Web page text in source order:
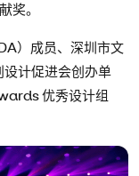
奖。
）成员、深圳市⽂
计促进会创办单
优秀设计组